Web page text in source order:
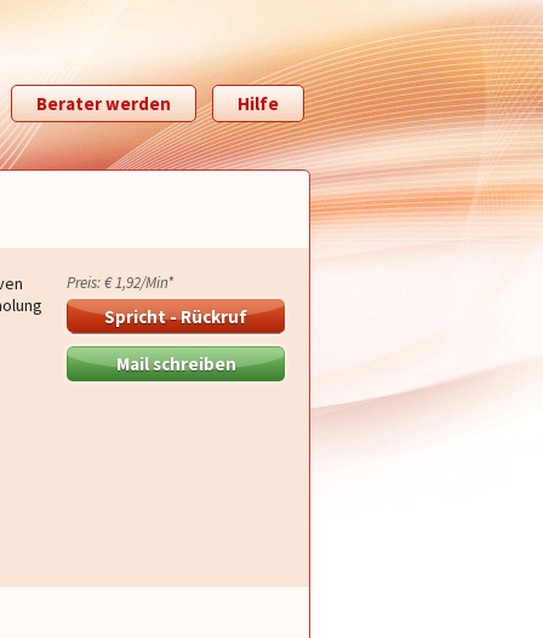
Berater werden Hilfe
Preis: € 1,92/Min*
Spricht - Rückruf
Mail schreiben